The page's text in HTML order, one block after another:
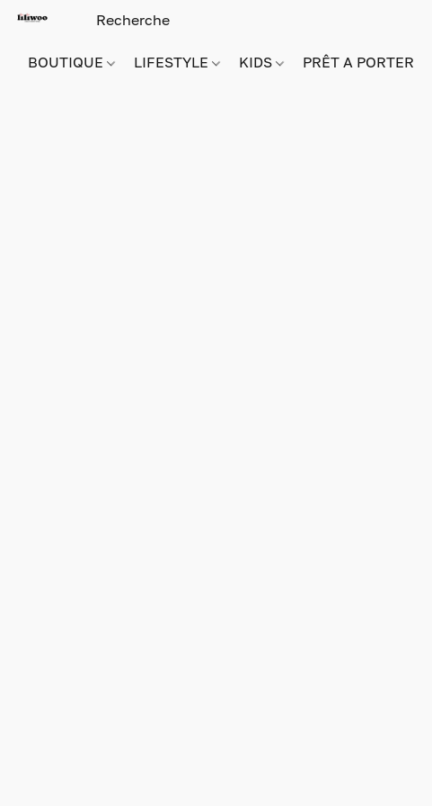
BOUTIQUE LIFESTYLE KIDS PRÊT A PORTER